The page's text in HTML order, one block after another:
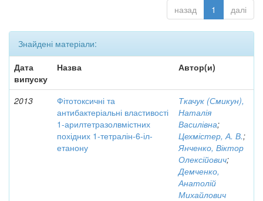
назад 1 далі
Знайдені матеріали:
Дата
випуску
Назва Автор(и)
2013
Фітотоксичні та
антибактеріальні властивості
1-арилтетразолвмістних
похідних 1-тетралін-6-іл-
етанону
Ткачук (Смикун),
Наталія
Василівна;
Цехмістер, А. В.;
Янченко, Віктор
Олексійович;
Демченко,
Анатолій
Михайлович